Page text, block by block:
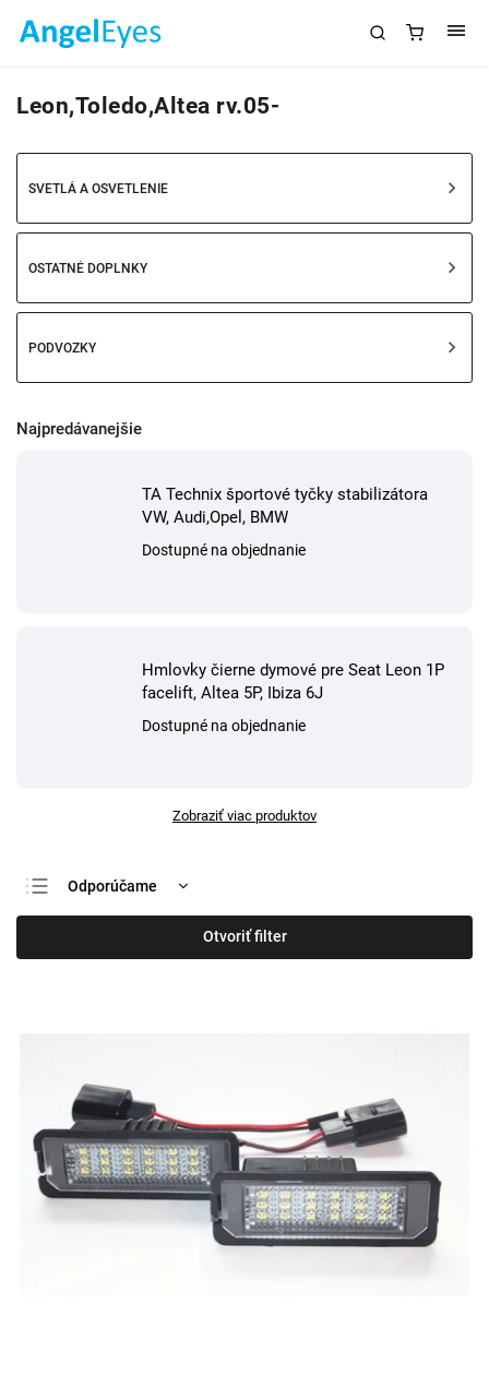
Leon,Toledo,Altea rv.05-
SVETLÁ A OSVETLENIE
OSTATNÉ DOPLNKY
PODVOZKY
Najpredávanejšie
TA Technix športové tyčky stabilizátora
VW, Audi,Opel, BMW
Dostupné na objednanie
Hmlovky čierne dymové pre Seat Leon 1P
facelift, Altea 5P, Ibiza 6J
Dostupné na objednanie
Zobraziť viac produktov
Odporúčame
Najlacnejšie
Najdrahšie
Otvoriť filter